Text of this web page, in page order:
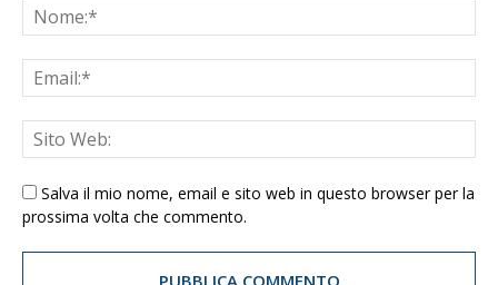
Salva il mio nome, email e sito web in questo browser per la
prossima volta che commento.